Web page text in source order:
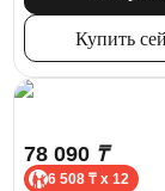
Купить
78 090 ₸
6 508 ₸ x 12